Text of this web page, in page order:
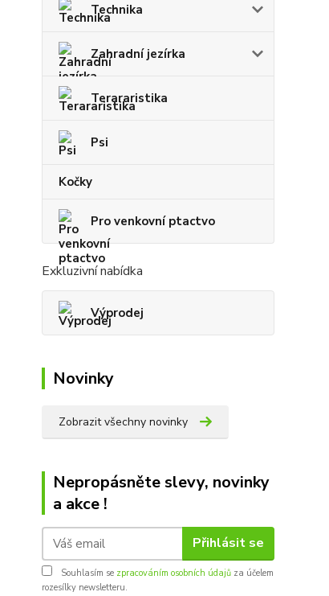
Technika
Zahradní jezírka
Terararistika
Psi
Kočky
Pro venkovní ptactvo
Exkluzivní nabídka
Výprodej
Novinky
Zobrazit všechny novinky
Nepropásněte slevy, novinky
a akce !
Přihlásit se
Souhlasím se zpracováním osobních údajů za účelem
rozesílky newsletteru.